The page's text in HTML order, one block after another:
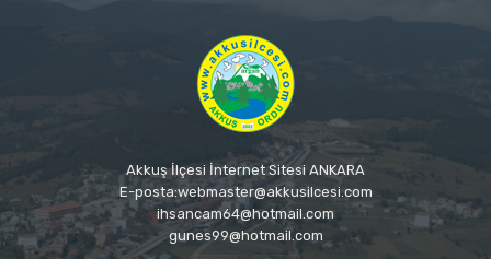
Akkuş İlçesi İnternet Sitesi ANKARA
E-posta:webmaster@akkusilcesi.com
ihsancam64@hotmail.com
gunes99@hotmail.com